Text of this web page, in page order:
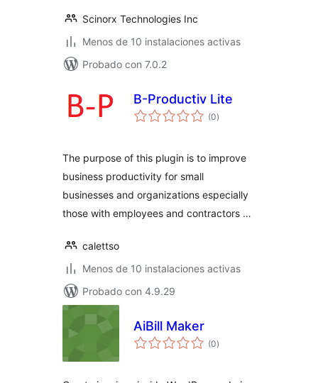
Scinorx Technologies Inc
Menos de 10 instalaciones activas
Probado con 7.0.2
B-Productiv Lite
(0total
de
)
The purpose of this plugin is to improve
business productivity for small
businesses and organizations especially
those with employees and contractors …
calettso
Menos de 10 instalaciones activas
Probado con 4.9.29
AiBill Maker
(0total
de
)